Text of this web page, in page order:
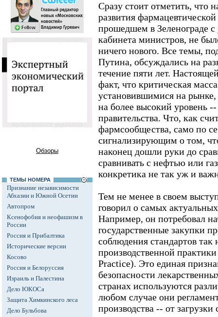
Обзоры
ТЕМЫ НОМЕРА
Признание независимости
Абхазии и Южной Осетии
Автопром
Ксенофобия и неофашизм в
России
Россия и Прибалтика
Исторические версии
Косово
Россия и Белоруссия
Израиль и Палестина
Дело ЮКОСа
Защита Химкинского леса
Дело Бульбова
Сразу стоит отметить, что
развития
прошедшем в Зеленограде с
кабинета министров, не
ничего нового. Все темы,
Путина, обсуждались на
течение пяти лет.
факт, что критическая
установившимися на
на более высокий уровень
правительства. Что, как
фармсообщества, само по
сигнализирующим о том,
наконец дошли руки до
сравнивать с нефтью или
конкретика не так уж и
Тем не менее в своем
говорил о самых
Например, он потребовал
государственные закупки
соблюдения стандартов
производственной
Practice). Это единая
безопасности
странах используются
любом случае они
производства -- от